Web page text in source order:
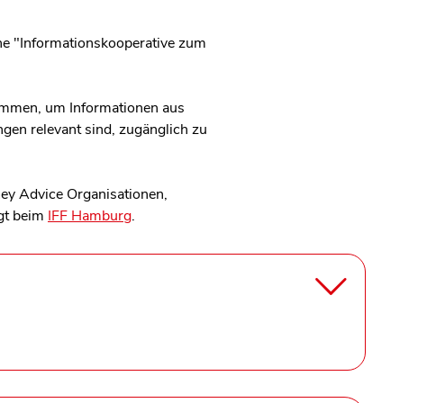
"Informationskooperative zum
um Informationen aus
relevant sind, zugänglich zu
Advice Organisationen,
beim IFF Hamburg.